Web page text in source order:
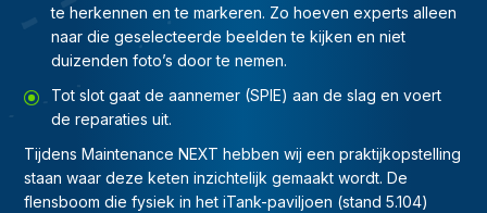
te herkennen en te markeren. Zo hoeven experts alleen
naar die geselecteerde beelden te kijken en niet
duizenden foto’s door te nemen.
Tot slot gaat de aannemer (SPIE) aan de slag en voert
de reparaties uit.
Tijdens Maintenance NEXT hebben wij een praktijkopstelling
staan waar deze keten inzichtelijk gemaakt wordt. De
flensboom die fysiek in het iTank-paviljoen (stand 5.104)